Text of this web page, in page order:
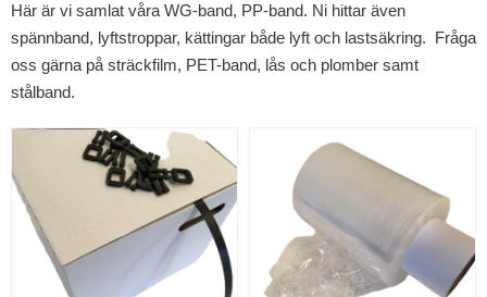
Här är vi samlat våra WG-band, PP-band. Ni hittar även
spännband, lyftstroppar, kättingar både lyft och lastsäkring. Fråga
oss gärna på sträckfilm, PET-band, lås och plomber samt
stålband.